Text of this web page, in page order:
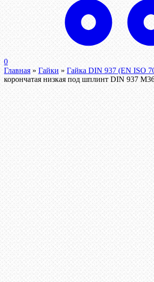
0
Главная » Гайки » Гайка DIN 937 (EN ISO
корончатая низкая под шплинт DIN 937